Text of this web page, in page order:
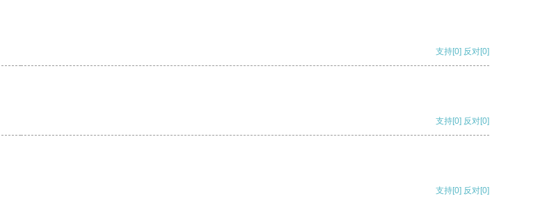
支持[0] 反对[0]
支持[0] 反对[0]
支持[0] 反对[0]